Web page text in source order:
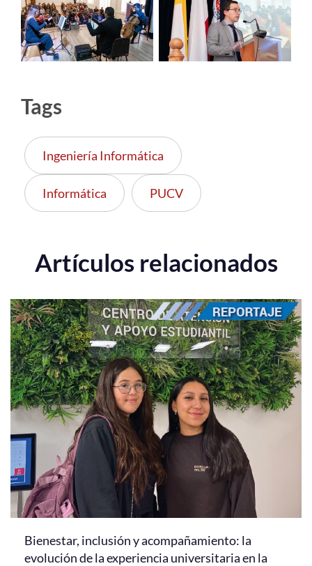
Tags
Ingeniería Informática
Informática PUCV
Artículos relacionados
Bienestar, inclusión y acompañamiento: la
evolución de la experiencia universitaria en la